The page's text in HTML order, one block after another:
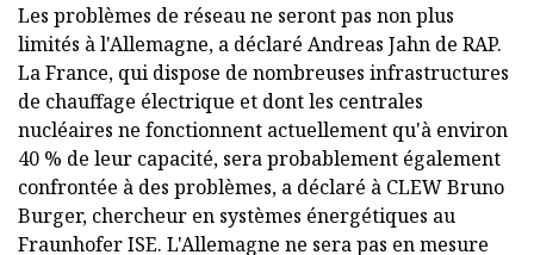
Les problèmes de réseau ne seront pas non plus
limités à l'Allemagne, a déclaré Andreas Jahn de RAP.
La France, qui dispose de nombreuses infrastructures
de chauffage électrique et dont les centrales
nucléaires ne fonctionnent actuellement qu'à environ
40 % de leur capacité, sera probablement également
confrontée à des problèmes, a déclaré à CLEW Bruno
Burger, chercheur en systèmes énergétiques au
Fraunhofer ISE. L'Allemagne ne sera pas en mesure